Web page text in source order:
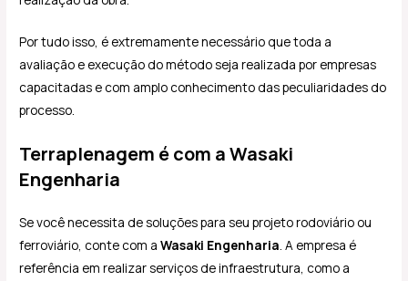
Por tudo isso, é extremamente necessário que toda a
avaliação e execução do método seja realizada por empresas
capacitadas e com amplo conhecimento das peculiaridades do
processo.
Terraplenagem é com a Wasaki
Engenharia
Se você necessita de soluções para seu projeto rodoviário ou
ferroviário, conte com aWasaki Engenharia. A empresa é
referência em realizar serviços de infraestrutura, como a